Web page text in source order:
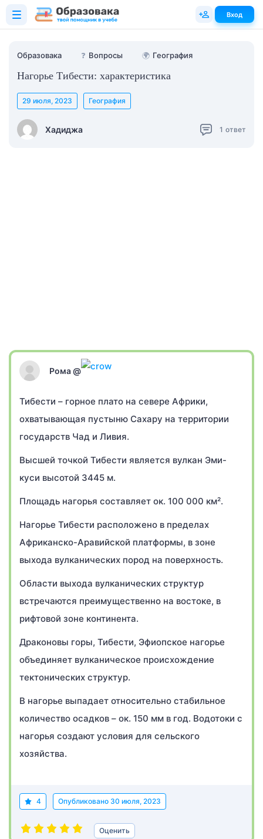
Образовака ❓ Вопросы 🌍 География
Нагорье Тибести: характеристика
Хадиджа
29 июля, 2023 География
1 ответ
Рома @
Тибести – горное плато на севере Африки,
охватывающая пустыню Сахару на территории
государств Чад и Ливия.
Высшей точкой Тибести является вулкан Эми-
куси высотой 3445 м.
Площадь нагорья составляет ок. 100 000 км².
Нагорье Тибести расположено в пределах
Африканско-Аравийской платформы, в зоне
выхода вулканических пород на поверхность.
Области выхода вулканических структур
встречаются преимущественно на востоке, в
рифтовой зоне континента.
Драконовы горы, Тибести, Эфиопское нагорье
объединяет вулканическое происхождение
тектонических структур.
В нагорье выпадает относительно стабильное
количество осадков – ок. 150 мм в год. Водотоки с
нагорья создают условия для сельского
хозяйства.
4 Опубликовано 30 июля, 2023
Оценить
Вход